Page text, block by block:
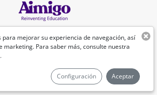
para mejorar su experiencia de navegación, así
marketing. Para saber más, consulte nuestra
.
Configuración Aceptar
Español